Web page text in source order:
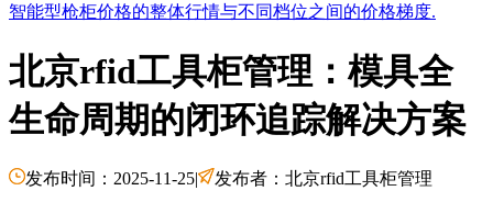
智能型枪柜价格的整体行情与不同档位之间的价格梯度.
北京rfid工具柜管理：模具全
生命周期的闭环追踪解决方案
发布时间：2025-11-25| 发布者：北京rfid工具柜管理